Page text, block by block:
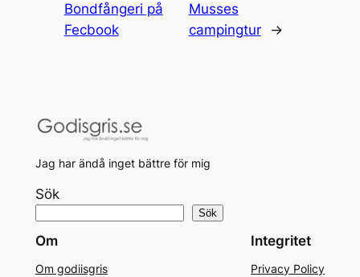
Bondfångeri på
Fecbook
Musses
campingtur
→
Jag har ändå inget bättre för mig
Sök
Sök
Om
Om godiisgris
Integritet
Privacy Policy